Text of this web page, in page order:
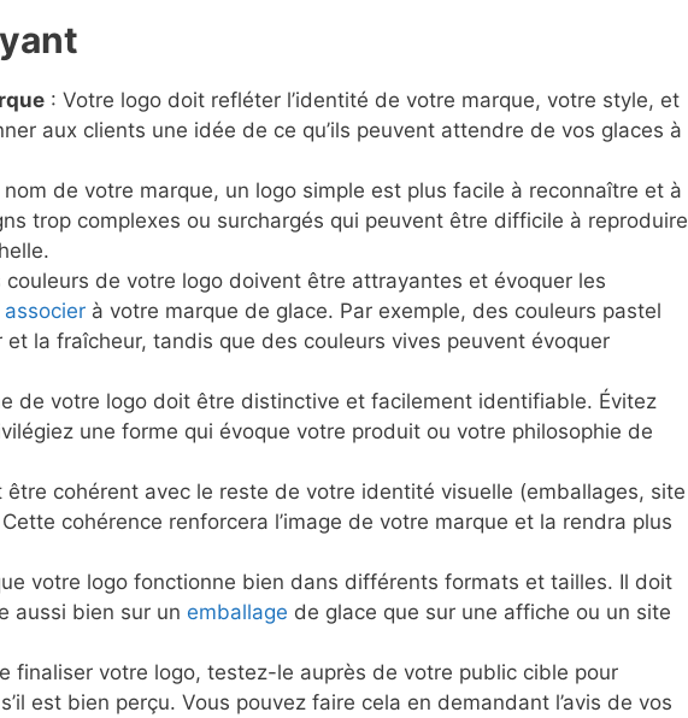
: Votre logo doit refléter l’identité de votre marque, votre style, et
aux clients une idée de ce qu’ils peuvent attendre de vos glaces à
nom de votre marque, un logo simple est plus facile à reconnaître et à
trop complexes ou surchargés qui peuvent être difficile à reproduire
couleurs de votre logo doivent être attrayantes et évoquer les
associer à votre marque de glace. Par exemple, des couleurs pastel
la fraîcheur, tandis que des couleurs vives peuvent évoquer
de votre logo doit être distinctive et facilement identifiable. Évitez
une forme qui évoque votre produit ou votre philosophie de
être cohérent avec le reste de votre identité visuelle (emballages, site
cohérence renforcera l’image de votre marque et la rendra plus
votre logo fonctionne bien dans différents formats et tailles. Il doit
aussi bien sur un emballage de glace que sur une affiche ou un site
finaliser votre logo, testez-le auprès de votre public cible pour
est bien perçu. Vous pouvez faire cela en demandant l’avis de vos